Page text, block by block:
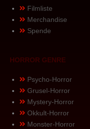
Filmliste
Merchandise
Spende
HORROR GENRE
Psycho-Horror
Grusel-Horror
Mystery-Horror
Okkult-Horror
Monster-Horror